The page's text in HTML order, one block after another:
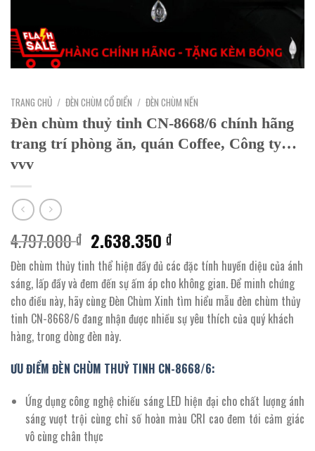
TRANG CHỦ / ĐÈN CHÙM CỔ ĐIỂN / ĐÈN CHÙM NẾN
Đèn chùm thuỷ tinh CN-8668/6 chính hãng
trang trí phòng ăn, quán Coffee, Công ty…
vvv
4.797.000₫ Giá
gốc
là:
4.797.000 ₫.
2.638.350₫Giá
hiện
tại
là:
2.638.350 ₫.
Đèn chùm thủy tinh thể hiện đầy đủ các đặc tính huyền diệu của ánh
sáng, lấp đầy và đem đến sự ấm áp cho không gian. Để minh chứng
cho điều này, hãy cùng Đèn Chùm Xinh tìm hiểu mẫu đèn chùm thủy
tinh CN-8668/6 đang nhận được nhiều sự yêu thích của quý khách
hàng, trong dòng đèn này.
ƯU ĐIỂM ĐÈN CHÙM THUỶ TINH CN-8668/6:
Ứng dụng công nghệ chiếu sáng LED hiện đại cho chất lượng ánh
sáng vượt trội cùng chỉ số hoàn màu CRI cao đem tới cảm giác
vô cùng chân thực